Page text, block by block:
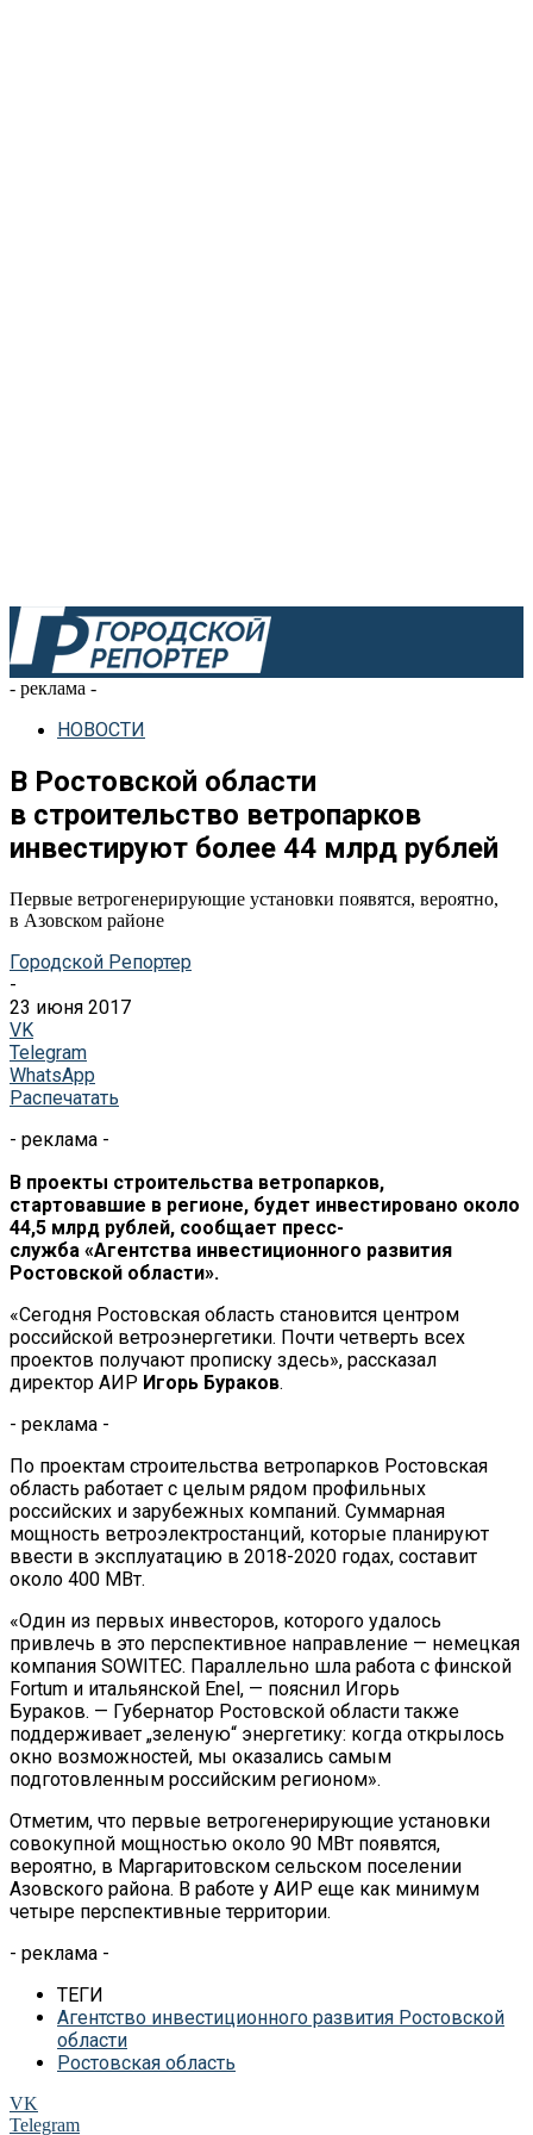
- реклама -
НОВОСТИ
В Ростовской области
в строительство ветропарков
инвестируют более 44 млрд рублей
Первые ветрогенерирующие установки появятся, вероятно,
в Азовском районе
Городской Репортер
-
23 июня 2017
VK
Telegram
WhatsApp
Распечатать
- реклама -
В проекты строительства ветропарков,
стартовавшие в регионе, будет инвестировано около
44,5 млрд рублей, сообщает пресс-
служба «Агентства инвестиционного развития
Ростовской области».
«Сегодня Ростовская область становится центром
российской ветроэнергетики. Почти четверть всех
проектов получают прописку здесь», рассказал
директор АИР Игорь Бураков.
- реклама -
По проектам строительства ветропарков Ростовская
область работает с целым рядом профильных
российских и зарубежных компаний. Суммарная
мощность ветроэлектростанций, которые планируют
ввести в эксплуатацию в 2018-2020 годах, составит
около 400 МВт.
«Один из первых инвесторов, которого удалось
привлечь в это перспективное направление — немецкая
компания SOWITEC. Параллельно шла работа с финской
Fortum и итальянской Enel, — пояснил Игорь
Бураков. — Губернатор Ростовской области также
поддерживает „зеленую“ энергетику: когда открылось
окно возможностей, мы оказались самым
подготовленным российским регионом».
Отметим, что первые ветрогенерирующие установки
совокупной мощностью около 90 МВт появятся,
вероятно, в Маргаритовском сельском поселении
Азовского района. В работе у АИР еще как минимум
четыре перспективные территории.
- реклама -
ТЕГИ
Агентство инвестиционного развития Ростовской
области
Ростовская область
VK
Telegram